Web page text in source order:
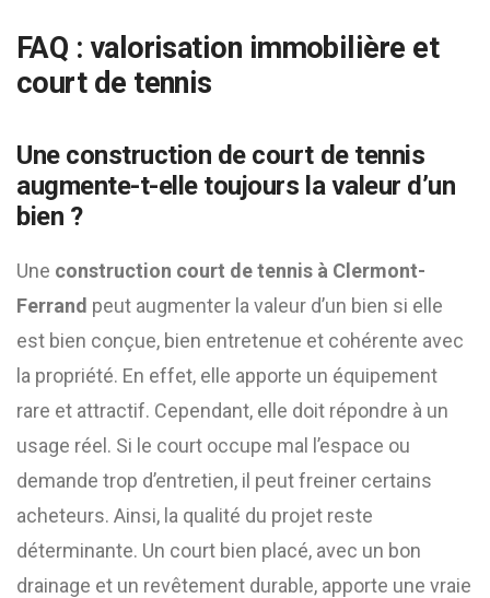
FAQ : valorisation immobilière et
court de tennis
Une construction de court de tennis
augmente-t-elle toujours la valeur d’un
bien ?
Une construction court de tennis à Clermont-
Ferrand peut augmenter la valeur d’un bien si elle
est bien conçue, bien entretenue et cohérente avec
la propriété. En effet, elle apporte un équipement
rare et attractif. Cependant, elle doit répondre à un
usage réel. Si le court occupe mal l’espace ou
demande trop d’entretien, il peut freiner certains
acheteurs. Ainsi, la qualité du projet reste
déterminante. Un court bien placé, avec un bon
drainage et un revêtement durable, apporte une vraie